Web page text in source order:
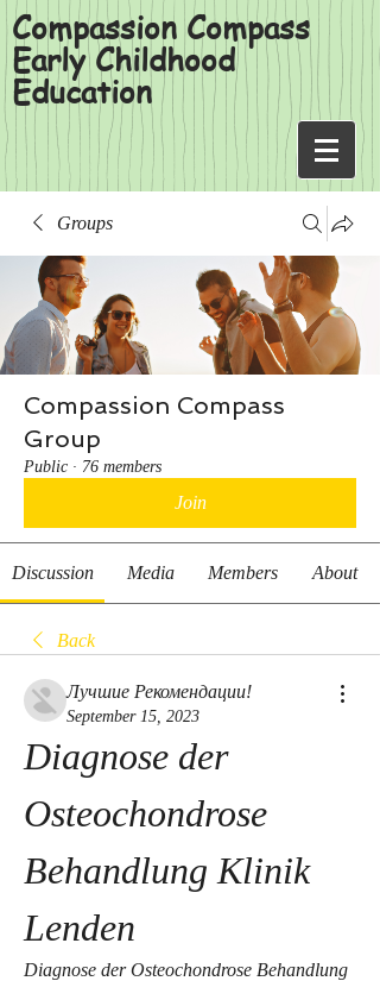
Compassion Compass
Early Childhood
Education
Groups
Compassion Compass
Group
Public · 76 members
Join
Discussion Media Members About
Back
Лучшие Рекомендации!
September 15, 2023
Diagnose der
Osteochondrose
Behandlung Klinik
Lenden
Diagnose der Osteochondrose Behandlung